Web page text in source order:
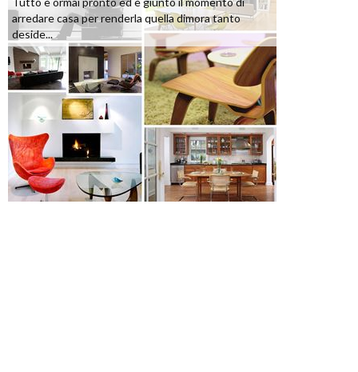
arredare casa per renderla quella dimora tanto
deside...